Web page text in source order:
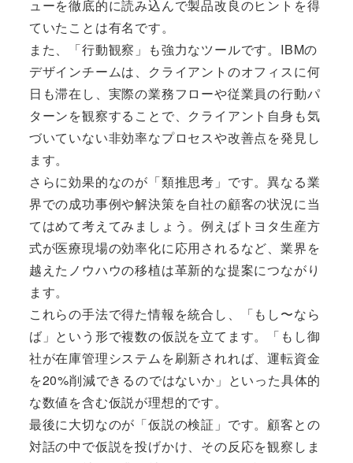
ューを徹底的に読み込んで製品改良のヒントを得
ていたことは有名です。
また、「行動観察」も強力なツールです。IBMの
デザインチームは、クライアントのオフィスに何
日も滞在し、実際の業務フローや従業員の行動パ
ターンを観察することで、クライアント自身も気
づいていない非効率なプロセスや改善点を発見し
ます。
さらに効果的なのが「類推思考」です。異なる業
界での成功事例や解決策を自社の顧客の状況に当
てはめて考えてみましょう。例えばトヨタ生産方
式が医療現場の効率化に応用されるなど、業界を
越えたノウハウの移植は革新的な提案につながり
ます。
これらの手法で得た情報を統合し、「もし〜なら
ば」という形で複数の仮説を立てます。「もし御
社が在庫管理システムを刷新されれば、運転資金
を20%削減できるのではないか」といった具体的
な数値を含む仮説が理想的です。
最後に大切なのが「仮説の検証」です。顧客との
対話の中で仮説を投げかけ、その反応を観察しま